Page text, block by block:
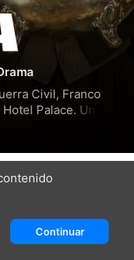
Civil, Franco
Palace. Un
deben
récord. Todo
se trama algo más
Continuar